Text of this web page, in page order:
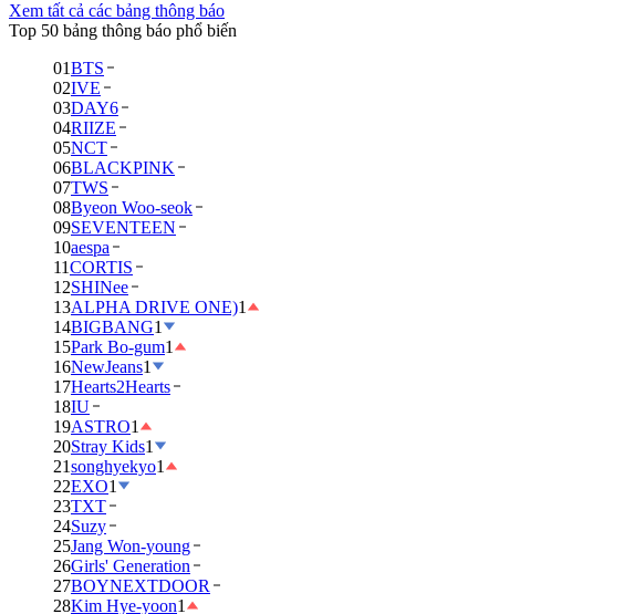
Xem tất cả các bảng thông báo
Top 50 bảng thông báo phổ biến
01BTS
02IVE
03DAY6
04RIIZE
05NCT
06BLACKPINK
07TWS
08Byeon Woo-seok
09SEVENTEEN
10aespa
11CORTIS
12SHINee
13ALPHA DRIVE ONE)1
14BIGBANG1
15Park Bo-gum1
16NewJeans1
17Hearts2Hearts
18IU
19ASTRO1
20Stray Kids1
21songhyekyo1
22EXO1
23TXT
24Suzy
25Jang Won-young
26Girls' Generation
27BOYNEXTDOOR
28Kim Hye-yoon1